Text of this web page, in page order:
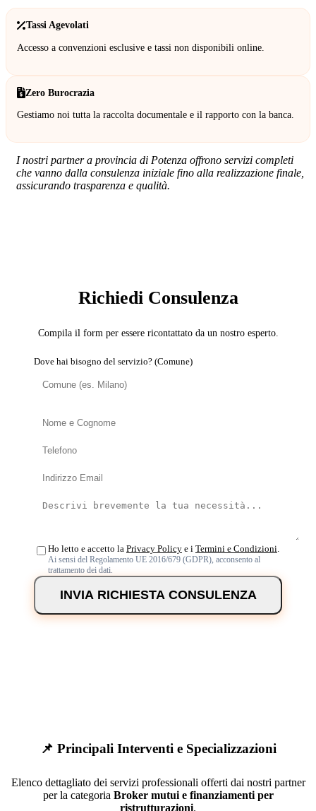
Tassi Agevolati
Accesso a convenzioni esclusive e tassi non disponibili online.
Zero Burocrazia
Gestiamo noi tutta la raccolta documentale e il rapporto con la banca.
I nostri partner a provincia di Potenza offrono servizi completi
che vanno dalla consulenza iniziale fino alla realizzazione finale,
assicurando trasparenza e qualità.
Richiedi Consulenza
Compila il form per essere ricontattato da un nostro esperto.
Dove hai bisogno del servizio? (Comune)
Ho letto e accetto la Privacy Policy e i Termini e Condizioni.
Ai sensi del Regolamento UE 2016/679 (GDPR), acconsento al
trattamento dei dati.
INVIA RICHIESTA CONSULENZA
📌 Principali Interventi e Specializzazioni
Elenco dettagliato dei servizi professionali offerti dai nostri partner
per la categoria Broker mutui e finanziamenti per
ristrutturazioni.